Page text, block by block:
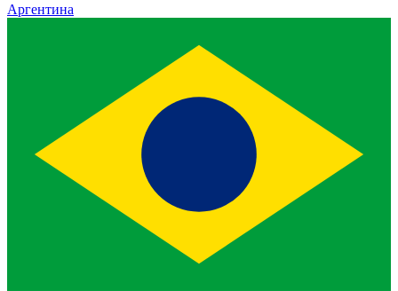
Аргентина